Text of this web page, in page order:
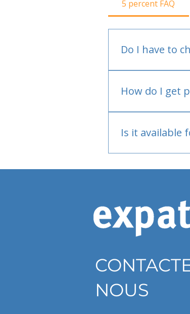
5 percent FAQ
Do I have to
How do I get
Is it available
NOUS